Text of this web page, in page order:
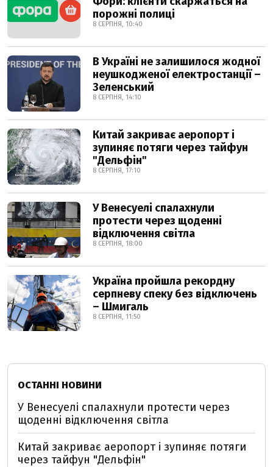
порожні полиці
8 СЕРПНЯ, 10:40
В Україні не залишилося жодної
неушкодженої електростанції –
Зеленський
8 СЕРПНЯ, 14:10
Китай закриває аеропорт і
зупиняє потяги через тайфун
"Дельфін"
8 СЕРПНЯ, 17:10
У Венесуелі спалахнули
протести через щоденні
відключення світла
8 СЕРПНЯ, 18:00
Україна пройшла рекордну
серпневу спеку без відключень
– Шмигаль
8 СЕРПНЯ, 11:50
ОСТАННІ НОВИНИ
У Венесуелі спалахнули протести через
щоденні відключення світла
Китай закриває аеропорт і зупиняє потяги
через тайфун "Дельфін"